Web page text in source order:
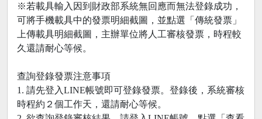
※若載具輸入因到財政部系統無回應而無法登錄成功，
可將手機載具中的發票明細截圖，並點選「傳統發票」
上傳載具明細截圖，主辦單位將人工審核發票，時程較
久還請耐心等候。
查詢登錄發票注意事項
1. 請先登入LINE帳號即可登錄發票。登錄後，系統審核
時程約２個工作天，還請耐心等候。